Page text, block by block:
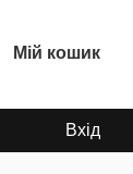
Мій кошик
Вхід